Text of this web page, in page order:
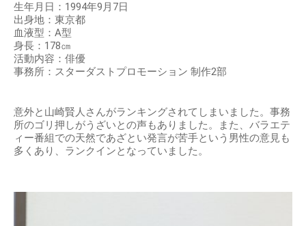
生年月日：1994年9月7日
出身地：東京都
血液型：A型
身長：178㎝
活動内容：俳優
事務所：スターダストプロモーション 制作2部
意外と山崎賢人さんがランキングされてしまいました。事務
所のゴリ押しがうざいとの声もありました。また、バラエテ
ィー番組での天然であざとい発言が苦手という男性の意見も
多くあり、ランクインとなっていました。